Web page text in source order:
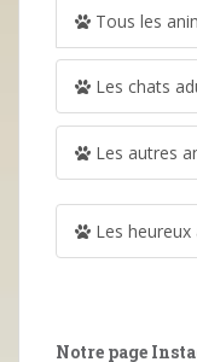
Tous les
Les chats
Les autres
Les
Notre page